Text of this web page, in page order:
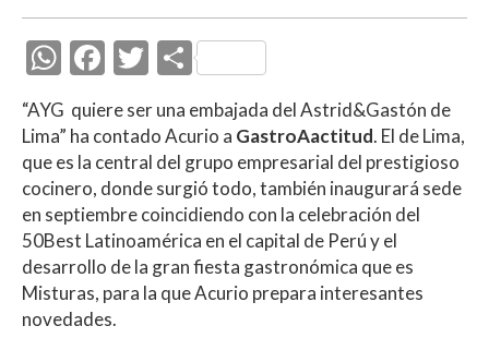
W
h
at
s
A
p
p
F
e
b
o
o
k
T
itt
er
C
m
p
ar
ti
r
“AYG quiere ser una embajada del Astrid&Gastón de
Lima” ha contado Acurio a GastroAactitud. El de Lima,
que es la central del grupo empresarial del prestigioso
cocinero, donde surgió todo, también inaugurará sede
en septiembre coincidiendo con la celebración del
50Best Latinoamérica en el capital de Perú y el
desarrollo de la gran fiesta gastronómica que es
Misturas, para la que Acurio prepara interesantes
novedades.